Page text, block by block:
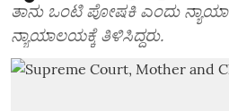
ತಾನು ಒಂಟಿ ಪೋಷಕಿ ಎಂದು
ನ್ಯಾಯಾಲಯಕ್ಕೆ ತಿಳಿಸಿದ್ದರು.